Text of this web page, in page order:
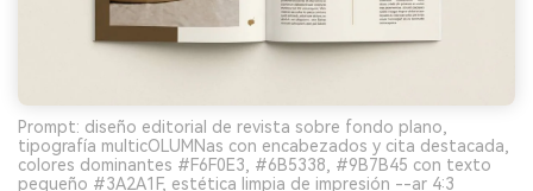
Prompt: diseño editorial de revista sobre fondo plano,
tipografía multicOLUMNas con encabezados y cita destacada,
colores dominantes #F6F0E3, #6B5338, #9B7B45 con texto
pequeño #3A2A1F, estética limpia de impresión --ar 4:3